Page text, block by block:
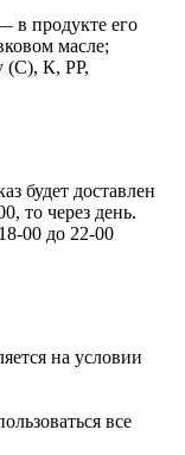
в продукте его
масле;
(С), К, РР,
будет доставлен
то через день.
18-00 до 22-00
на условии
все